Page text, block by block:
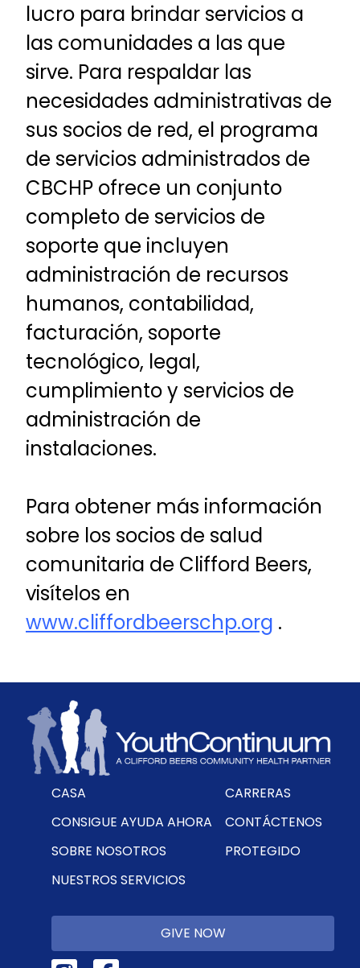
lucro para brindar servicios a
las comunidades a las que
sirve. Para respaldar las
necesidades administrativas de
sus socios de red, el programa
de servicios administrados de
CBCHP ofrece un conjunto
completo de servicios de
soporte que incluyen
administración de recursos
humanos, contabilidad,
facturación, soporte
tecnológico, legal,
cumplimiento y servicios de
administración de
instalaciones.
Para obtener más información
sobre los socios de salud
comunitaria de Clifford Beers,
visítelos en
www.cliffordbeerschp.org .
CASA
CONSIGUE AYUDA AHORA
SOBRE NOSOTROS
NUESTROS SERVICIOS
CARRERAS
CONTÁCTENOS
PROTEGIDO
GIVE NOW